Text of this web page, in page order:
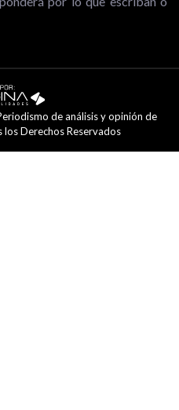
de análisis y opinión de
los Derechos Reservados